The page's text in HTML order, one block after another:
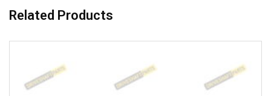
Related Products